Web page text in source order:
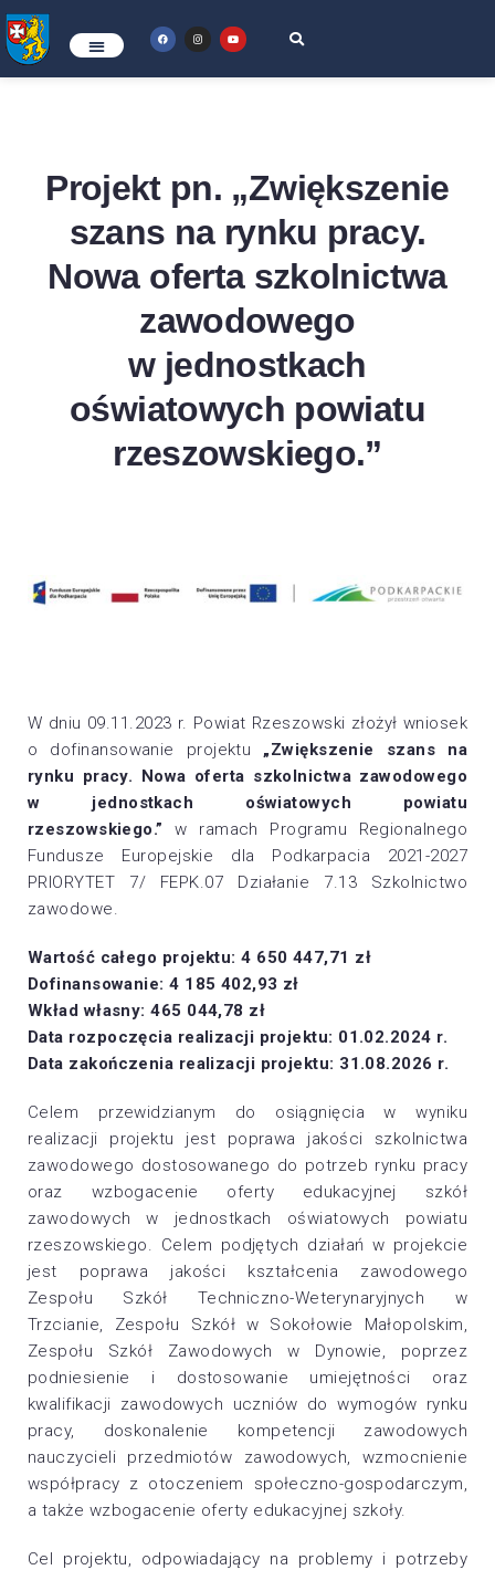
Projekt pn. „Zwiększenie
szans na rynku pracy.
Nowa oferta szkolnictwa
zawodowego
w jednostkach
oświatowych powiatu
rzeszowskiego.”
W dniu 09.11.2023 r. Powiat Rzeszowski złożył wniosek
o dofinansowanie projektu „Zwiększenie szans na
rynku pracy. Nowa oferta szkolnictwa zawodowego
w jednostkach oświatowych powiatu
rzeszowskiego.” w ramach Programu Regionalnego
Fundusze Europejskie dla Podkarpacia 2021-2027
PRIORYTET 7/ FEPK.07 Działanie 7.13 Szkolnictwo
zawodowe.
Wartość całego projektu: 4 650 447,71 zł
Dofinansowanie: 4 185 402,93 zł
Wkład własny: 465 044,78 zł
Data rozpoczęcia realizacji projektu: 01.02.2024 r.
Data zakończenia realizacji projektu: 31.08.2026 r.
Celem przewidzianym do osiągnięcia w wyniku
realizacji projektu jest poprawa jakości szkolnictwa
zawodowego dostosowanego do potrzeb rynku pracy
oraz wzbogacenie oferty edukacyjnej szkół
zawodowych w jednostkach oświatowych powiatu
rzeszowskiego. Celem podjętych działań w projekcie
jest poprawa jakości kształcenia zawodowego
Zespołu Szkół Techniczno-Weterynaryjnych w
Trzcianie, Zespołu Szkół w Sokołowie Małopolskim,
Zespołu Szkół Zawodowych w Dynowie, poprzez
podniesienie i dostosowanie umiejętności oraz
kwalifikacji zawodowych uczniów do wymogów rynku
pracy, doskonalenie kompetencji zawodowych
nauczycieli przedmiotów zawodowych, wzmocnienie
współpracy z otoczeniem społeczno-gospodarczym,
a także wzbogacenie oferty edukacyjnej szkoły.
Cel projektu, odpowiadający na problemy i potrzeby